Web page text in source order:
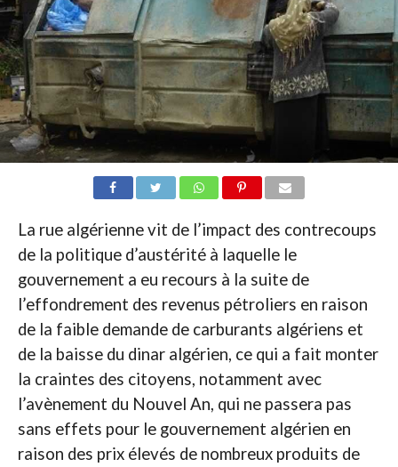
La rue algérienne vit de l’impact des contrecoups
de la politique d’austérité à laquelle le
gouvernement a eu recours à la suite de
l’effondrement des revenus pétroliers en raison
de la faible demande de carburants algériens et
de la baisse du dinar algérien, ce qui a fait monter
la craintes des citoyens, notamment avec
l’avènement du Nouvel An, qui ne passera pas
sans effets pour le gouvernement algérien en
raison des prix élevés de nombreux produits de